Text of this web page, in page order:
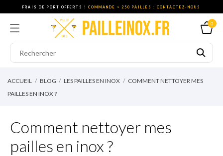
FRAIS DE PORT OFFERTS ! COMMANDE > 250 PAILLES : CONTACTEZ-NOUS
0
ACCUEIL BLOG LES PAILLES EN INOX
COMMENT NETTOYER MES
PAILLES EN INOX ?
Comment nettoyer mes
pailles en inox ?